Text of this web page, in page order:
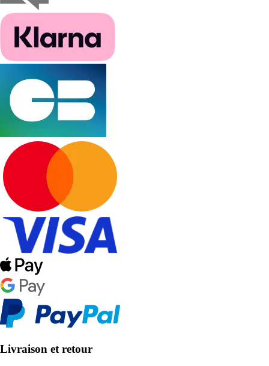
Livraison et retour